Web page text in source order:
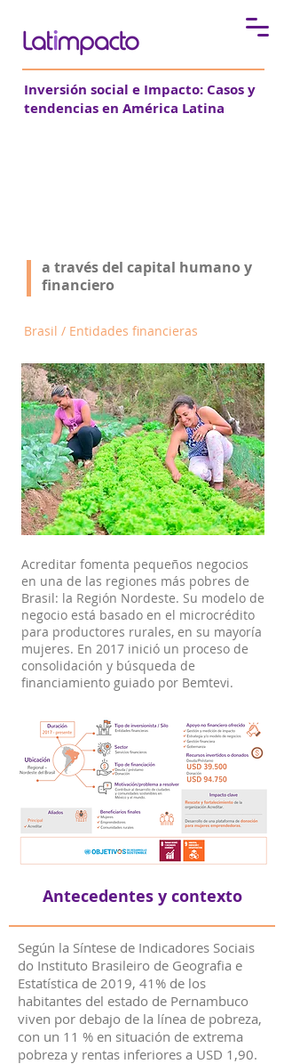
Inversión social e Impacto: Casos y
tendencias en América Latina
Ver todos los casos
a través del capital humano y
financiero
Brasil / Entidades financieras
Acreditar fomenta pequeños negocios
en una de las regiones más pobres de
Brasil: la Región Nordeste. Su modelo de
negocio está basado en el microcrédito
para productores rurales, en su mayoría
mujeres. En 2017 inició un proceso de
consolidación y búsqueda de
financiamiento guiado por Bemtevi.
Antecedentes y contexto
Según la Síntese de Indicadores Sociais
do Instituto Brasileiro de Geografia e
Estatística de 2019, 41% de los
habitantes del estado de Pernambuco
viven por debajo de la línea de pobreza,
con un 11 % en situación de extrema
pobreza y rentas inferiores a USD 1,90.